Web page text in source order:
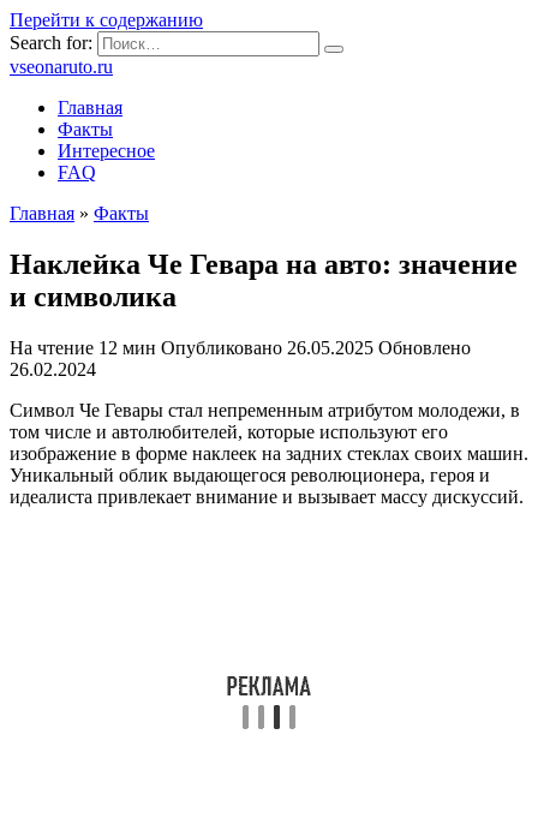
Перейти к содержанию
Search for:
vseonaruto.ru
Главная
Факты
Интересное
FAQ
Главная » Факты
Наклейка Че Гевара на авто: значение
и символика
На чтение 12 мин Опубликовано 26.05.2025 Обновлено
26.02.2024
Символ Че Гевары стал непременным атрибутом молодежи, в
том числе и автолюбителей, которые используют его
изображение в форме наклеек на задних стеклах своих машин.
Уникальный облик выдающегося революционера, героя и
идеалиста привлекает внимание и вызывает массу дискуссий.